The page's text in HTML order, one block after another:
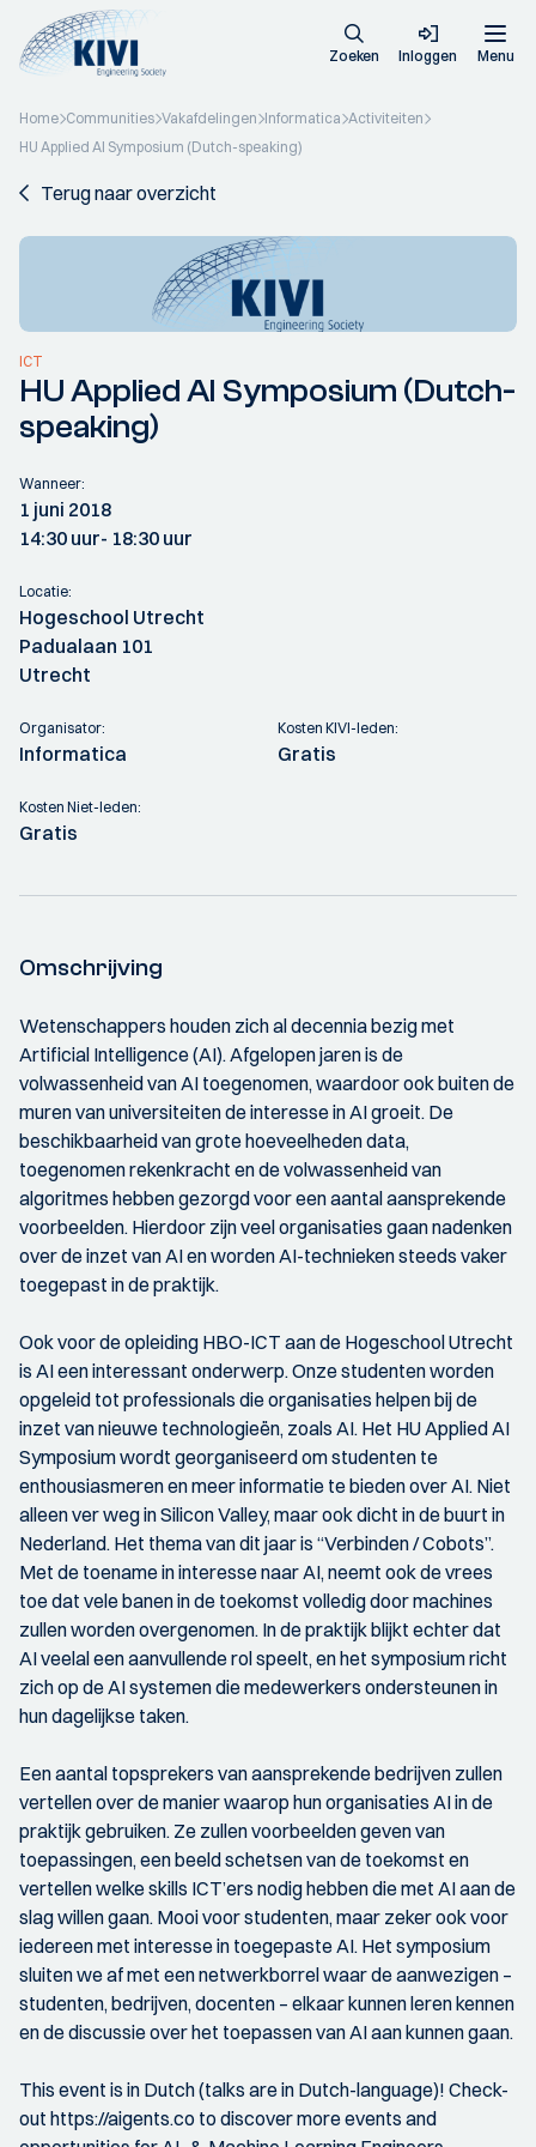
Zoeken Inloggen Menu
Home Communities Vakafdelingen Informatica Activiteiten
HU Applied AI Symposium (Dutch-speaking)
Terug naar overzicht
ICT
HU Applied AI Symposium (Dutch-
speaking)
Wanneer:
1 juni 2018
14:30 uur- 18:30 uur
Locatie:
Hogeschool Utrecht
Padualaan 101
Utrecht
Organisator:
Informatica
Kosten KIVI-leden:
Gratis
Kosten Niet-leden:
Gratis
Omschrijving
Wetenschappers houden zich al decennia bezig met
Artificial Intelligence (AI). Afgelopen jaren is de
volwassenheid van AI toegenomen, waardoor ook buiten de
muren van universiteiten de interesse in AI groeit. De
beschikbaarheid van grote hoeveelheden data,
toegenomen rekenkracht en de volwassenheid van
algoritmes hebben gezorgd voor een aantal aansprekende
voorbeelden. Hierdoor zijn veel organisaties gaan nadenken
over de inzet van AI en worden AI-technieken steeds vaker
toegepast in de praktijk.
Ook voor de opleiding HBO-ICT aan de Hogeschool Utrecht
is AI een interessant onderwerp. Onze studenten worden
opgeleid tot professionals die organisaties helpen bij de
inzet van nieuwe technologieën, zoals AI. Het HU Applied AI
Symposium wordt georganiseerd om studenten te
enthousiasmeren en meer informatie te bieden over AI. Niet
alleen ver weg in Silicon Valley, maar ook dicht in de buurt in
Nederland. Het thema van dit jaar is “Verbinden / Cobots”.
Met de toename in interesse naar AI, neemt ook de vrees
toe dat vele banen in de toekomst volledig door machines
zullen worden overgenomen. In de praktijk blijkt echter dat
AI veelal een aanvullende rol speelt, en het symposium richt
zich op de AI systemen die medewerkers ondersteunen in
hun dagelijkse taken.
Een aantal topsprekers van aansprekende bedrijven zullen
vertellen over de manier waarop hun organisaties AI in de
praktijk gebruiken. Ze zullen voorbeelden geven van
toepassingen, een beeld schetsen van de toekomst en
vertellen welke skills ICT’ers nodig hebben die met AI aan de
slag willen gaan. Mooi voor studenten, maar zeker ook voor
iedereen met interesse in toegepaste AI. Het symposium
sluiten we af met een netwerkborrel waar de aanwezigen –
studenten, bedrijven, docenten – elkaar kunnen leren kennen
en de discussie over het toepassen van AI aan kunnen gaan.
This event is in Dutch (talks are in Dutch-language)! Check-
out https://aigents.co to discover more events and